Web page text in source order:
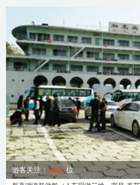
游客关注： 84625位